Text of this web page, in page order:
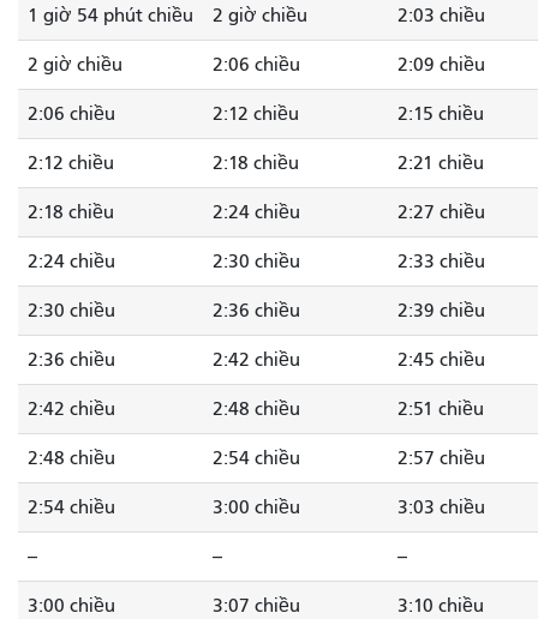
1 giờ 54 phút chiều 2 giờ chiều 2:03 chiều
2 giờ chiều 2:06 chiều 2:09 chiều
2:06 chiều 2:12 chiều 2:15 chiều
2:12 chiều 2:18 chiều 2:21 chiều
2:18 chiều 2:24 chiều 2:27 chiều
2:24 chiều 2:30 chiều 2:33 chiều
2:30 chiều 2:36 chiều 2:39 chiều
2:36 chiều 2:42 chiều 2:45 chiều
2:42 chiều 2:48 chiều 2:51 chiều
2:48 chiều 2:54 chiều 2:57 chiều
2:54 chiều 3:00 chiều 3:03 chiều
-- -- --
3:00 chiều 3:07 chiều 3:10 chiều